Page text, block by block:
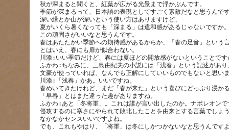
秋が深まると聞くと、紅葉が広がる光景まで浮かぶんです。
季節が深まるって、日本語の表現としてすごく素敵だなと思うんで
深い緑とか山が深いという使い方はありますけど、
夏がいくら暑くなっても「深まる」は違和感があるじゃないですか
この頑固さがいいなと思うんです。
春はあたたかい季節への期待感があるからか、「春の足音」という
とはいえ、春にも扉が似合わない。
川添:いい季節だけど、春には夏ほどの開放感がないということです
ふかわ:ちなみに、三島由紀夫の小説には「浅春」という記述があり
文豪が使っていれば、なんでも正解にしていいものでもないと思い
川添:「浅春」かあ。いいですね。
春めいてきたけれど、まだ「春が来た」という喜びにどっぷり浸か
「早春」とはまた違った趣がありますね。
ふかわ:あと「冬将軍」。これは誰が言い出したのか。ナポレオンで
侵攻するのに寒さにやられて敗北したことを由来とする言葉でし
なかなかセンスいいですよね。
でも、これもやはり、「将軍」は冬にしかつかないなと思うんです